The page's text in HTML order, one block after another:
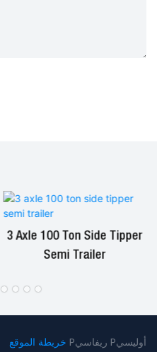
3 Axle 100 Ton Side Tipper
Semi Trailer
Pريفاسي Pأوليسي